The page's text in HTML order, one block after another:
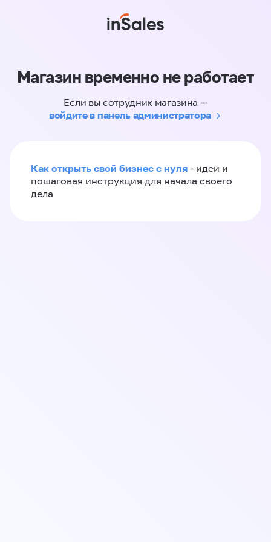
Магазин временно не работает
Если вы сотрудник магазина —
войдите в панель администратора
Как открыть свой бизнес с нуля - идеи и
пошаговая инструкция для начала своего
дела